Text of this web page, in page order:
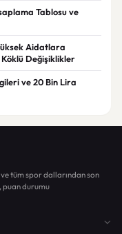
Tablosu ve
Aidatlara
Köklü Değişiklikler
ve 20 Bin Lira
tüm spor dallarından son
puan durumu